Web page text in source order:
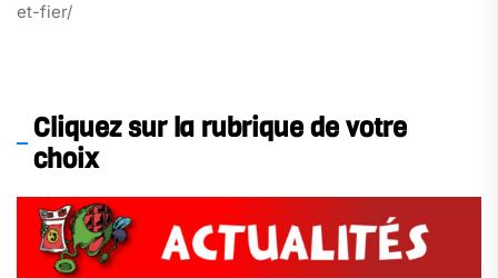
et-fier/
Cliquez sur la rubrique de votre
choix